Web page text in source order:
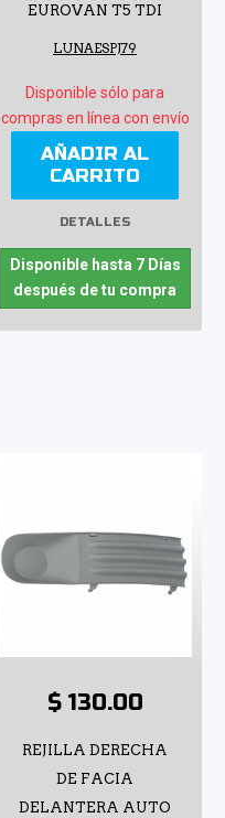
EUROVAN T5 TDI
LUNAESPJ79
Disponible sólo para
compras en línea con envío
AÑADIR AL
CARRITO
DETALLES
Disponible hasta 7 Días
después de tu compra
$ 130.00
REJILLA DERECHA
DE FACIA
DELANTERA AUTO